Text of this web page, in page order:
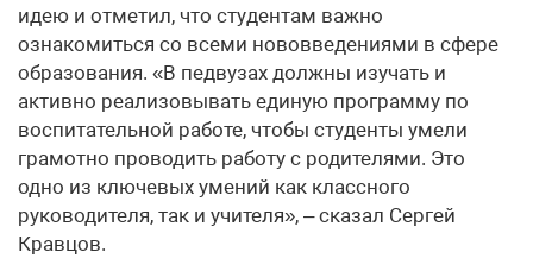
идею и отметил, что студентам важно
ознакомиться со всеми нововведениями в сфере
образования. «В педвузах должны изучать и
активно реализовывать единую программу по
воспитательной работе, чтобы студенты умели
грамотно проводить работу с родителями. Это
одно из ключевых умений как классного
руководителя, так и учителя», – сказал Сергей
Кравцов.